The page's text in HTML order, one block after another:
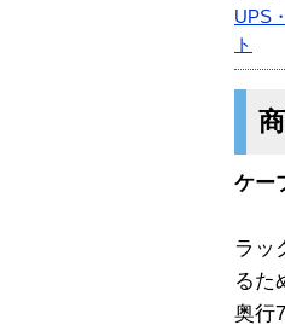
UPS
ト
ケー
ラッ
るた
奥行